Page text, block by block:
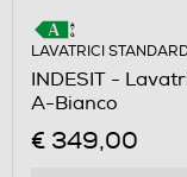
LAVATRICI
INDESIT -
A-Bianco
€ 349,00